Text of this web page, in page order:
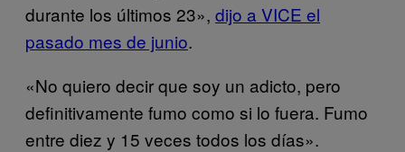
durante los últimos 23», dijo a VICE el
pasado mes de junio.
«No quiero decir que soy un adicto, pero
definitivamente fumo como si lo fuera. Fumo
entre diez y 15 veces todos los días».